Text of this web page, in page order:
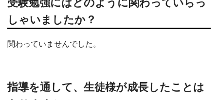
しゃいましたか？
関わっていませんでした。
指導を通して、生徒様が成長したことは